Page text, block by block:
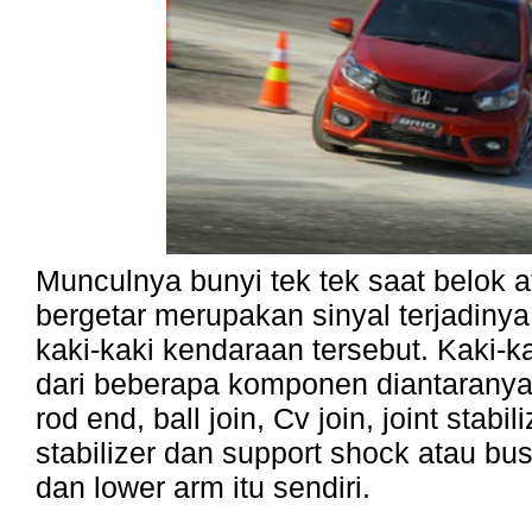
Munculnya bunyi tek tek saat belok
bergetar merupakan sinyal
kaki-kaki kendaraan tersebut. Kaki-
dari beberapa komponen
rod end, ball join, Cv join, joint
stabilizer dan support shock atau
dan lower arm itu sendiri.